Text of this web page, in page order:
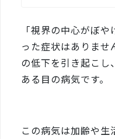
「視界の中心がぼ
った症状はありませ
の低下を引き起こし
ある目の病気です。
この病気は加齢や生